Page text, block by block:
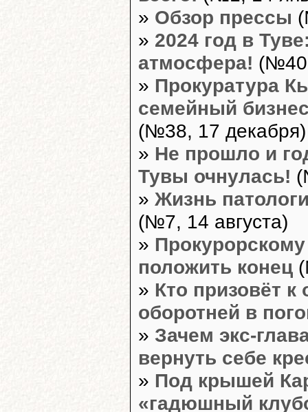
» Обзор прессы
» 2024 год в
атмосфера!
» Прокуратура
семейный
(№38, 17 декабря)
» Не прошло и
Тувы очнулась!
» Жизнь
(№7, 14 августа)
»
положить конец
» Кто призовёт к
оборотней в
» Зачем экс-
вернуть себе
» Под крышей
«гадюшный